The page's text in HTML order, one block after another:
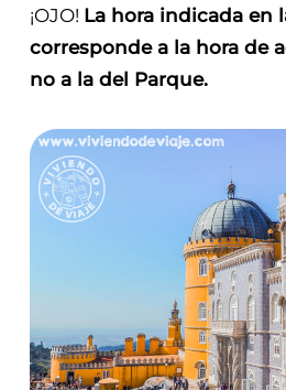
¡OJO! La hora indicada en
corresponde a la hora de
no a la del Parque.